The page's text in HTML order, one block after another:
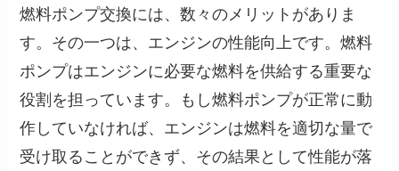
燃料ポンプ交換には、数々のメリットがありま
す。その一つは、エンジンの性能向上です。燃料
ポンプはエンジンに必要な燃料を供給する重要な
役割を担っています。もし燃料ポンプが正常に動
作していなければ、エンジンは燃料を適切な量で
受け取ることができず、その結果として性能が落